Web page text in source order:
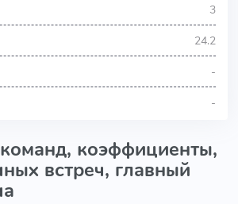
3
24.2
-
-
коэффициенты,
встреч, главный